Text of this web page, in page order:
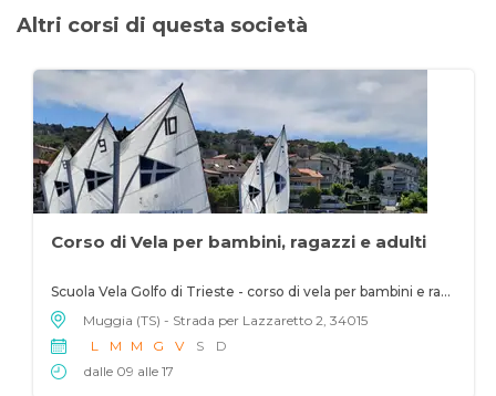
Altri corsi di questa società
Corso di Vela per bambini, ragazzi e adulti
Scuola Vela Golfo di Trieste - corso di vela per bambini e ragazzi
Muggia (TS) - Strada per Lazzaretto 2, 34015
L
M M G V S
D
dalle 09 alle 17